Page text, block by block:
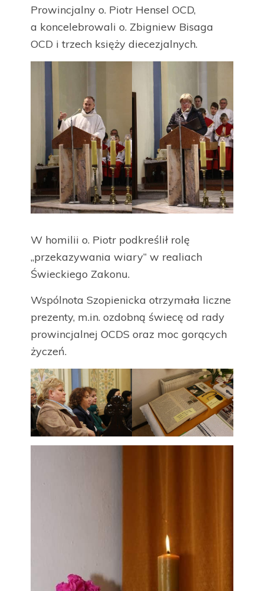
Prowincjalny o. Piotr Hensel OCD,
a koncelebrowali o. Zbigniew Bisaga
OCD i trzech księży diecezjalnych.
W homilii o. Piotr podkreślił rolę
„przekazywania wiary” w realiach
Świeckiego Zakonu.
Wspólnota Szopienicka otrzymała liczne
prezenty, m.in. ozdobną świecę od rady
prowincjalnej OCDS oraz moc gorących
życzeń.